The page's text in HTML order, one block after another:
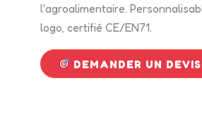
l'agroalimentaire.
logo, certifié CE/EN71.
DEMANDER UN DEVIS